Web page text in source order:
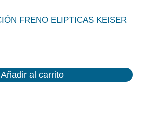
FRENO ELIPTICAS KEISER
Añadir al carrito